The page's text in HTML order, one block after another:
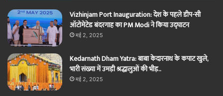
Vizhinjam Port Inauguration: देश के पहले डीप-सी
ऑटोमेटेड बंदरगाह का PM Modi ने किया उद्घाटन
मई 2, 2025
Kedarnath Dham Yatra: बाबा केदारनाथ के कपाट खुले,
भारी संख्या में उमड़ी श्रद्धालुओं की भीड़..
मई 2, 2025